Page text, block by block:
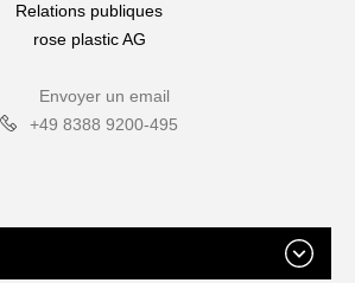
Relations publiques
rose plastic AG
Envoyer un email
+49 8388 9200-495